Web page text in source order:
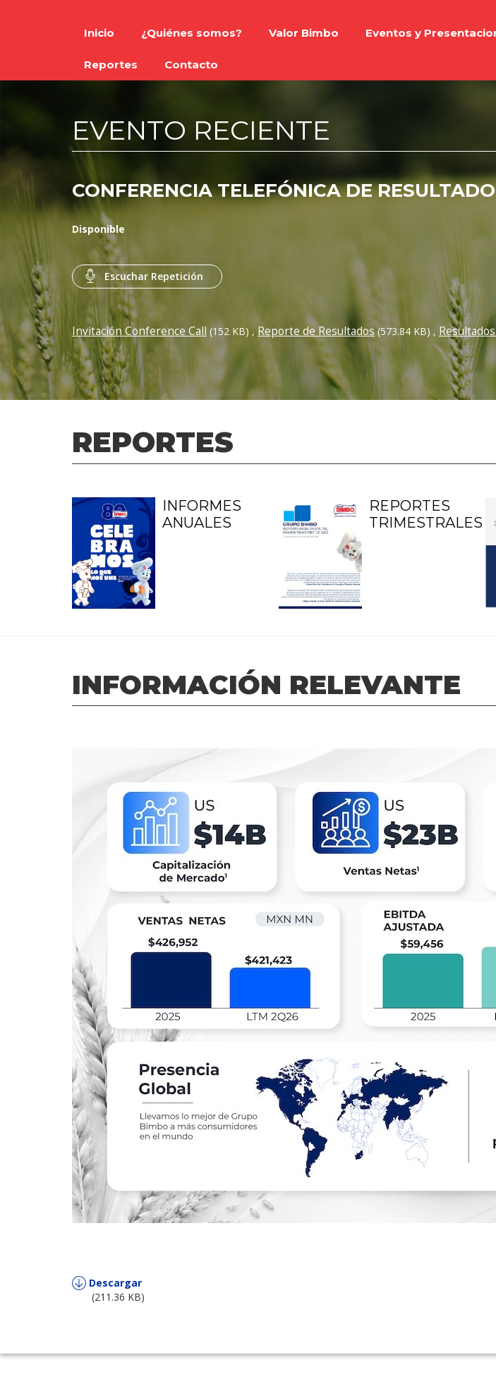
Inicio ¿Quiénes somos? Valor Bimbo Eventos y
Reportes Contacto
EVENTO RECIENTE
CONFERENCIA TELEFÓNICA DE
Disponible
Escuchar Repetición
Invitación Conference Call (152 KB) ,Reporte de Resultados (573.84 KB) ,
REPORTES
INFORMES
ANUALES
REPORTES
TRIMESTRALES
INFORMACIÓN RELEVANTE
Descargar
(211.36 KB)